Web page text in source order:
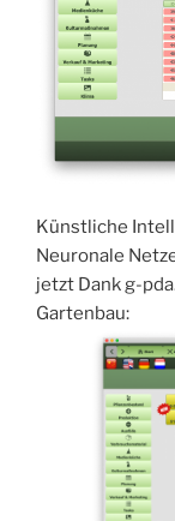
Künstliche
Neuronale
jetzt Dank g-
Gartenbau: